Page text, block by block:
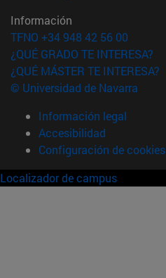
Información
TFNO +34 948 42 56 00
¿QUÉ GRADO TE INTERESA?
¿QUÉ MÁSTER TE INTERESA?
© Universidad de Navarra
Información legal
Accesibilidad
Configuración de cookies
Localizador de campus